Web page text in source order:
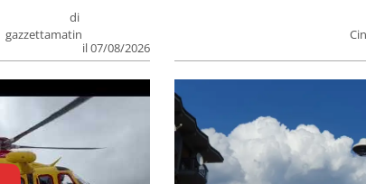
di
gazzettamatin
il 07/08/2026